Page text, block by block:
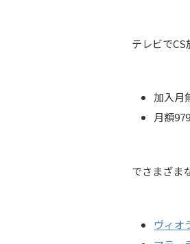
テレビでCS
加入月
月額
でさまざま
ヴィオ